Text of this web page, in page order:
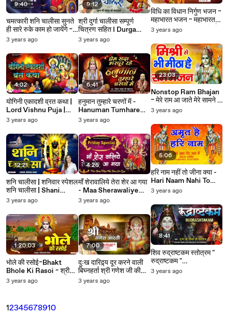
9:40
चमत्कारी शनि चालीसा सुनते
ही सारे रुके काम हो जायेंगे ~
Pujye Shree
Ayodhya Ji ~
#ShaniDev ~
@bhaktibhajankirtan
3 years ago
4:02
योगिनी एकादशी व्रत कथा |
Lord Vishnu Puja |
Yogini Ekadashi 2023
@bhaktibhajankirtan
3 years ago
12:21
शनि चालीसा | शनिवार स्पेशल
शनि चालीसा | Shani
Chalisa | Jai Shani
@BhaktiBhajanKirtan
3 years ago
1:20:03
भोले की रसोई~Bhakt
Bhole Ki Rasoi ~ श्री
राम के भक्त भोला ने बनाई
@bhaktibhajankirtan
3 years ago
9:12
श्री दुर्गा चालीसा सम्पूर्ण
चित्रण सहित l Durga
Chalisa l पूज्य श्री देवेन्द्र
@bhaktibhajankirtan
3 years ago
6:41
हनुमान तुम्हारे चरणों में -
Hanuman Tumhare
Charno Me -
Maharaj ~ Best
Hanuman Bhajan ~
@BhaktiBhajanKirtan
3 years ago
4:26
माँ शेरावालिये तेरा शेर आ गया
- Maa Sherawaliye
Tera Sher Aa Gaya -
@BhaktiBhajanKirtan
3 years ago
7:00
दुःख दारिद्र्य दूर करने वाली
बिघ्नहर्ता श्री गणेश जी की
आरती - Devendra
3 years ago
विधि का विधान निर्गुण भजन ~
महाभारत भजन ~ महाभारत
सत्संगी भजन ~ 2023 निर्गुण
@bhaktibhajankirtan
3 years ago
23:03
Nonstop Ram Bhajan
~ मेरे राम आ जाते मेरे सामने ~
Shri Ram Bhajan ~
Saamne ~
@bhaktibhajankirtan
3 years ago
5:06
हरि नाम नहीं तो जीना क्या -
Hari Naam Nahi To
Jina Kya - Poojy
Pathak Ji Maharaj ~
Best Bhajan ~
@bhaktibhajankirtan
3 years ago
8:41
शिव रुद्राष्टकम स्तोत्रम "
रुद्राष्टकम "
Rudrashtakam | पूज्य
3 years ago
12345678910